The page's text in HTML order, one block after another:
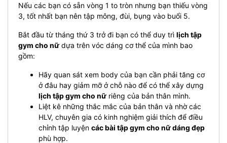
Nếu các bạn có sẵn vòng 1 to tròn nhưng bạn thiếu vòng
3, tốt nhất bạn nên tập mông, đùi, bụng vào buổi 5.
Bắt đầu từ tháng thứ 3 trở đi bạn có thể duy trì lịch tập
gym cho nữ dựa trên vóc dáng cơ thể của mình bao
gồm:
Hãy quan sát xem body của bạn cần phải tăng cơ
ở đâu hay giảm mỡ ở chỗ nào để có thể xây dựng
lịch tập gym cho nữ riêng của bản thân mình.
Liệt kê những thắc mắc của bản thân và nhờ các
HLV, chuyên gia có kinh nghiệm giải thích để điều
chỉnh tập luyện các bài tập gym cho nữ dáng đẹp
phù hợp.